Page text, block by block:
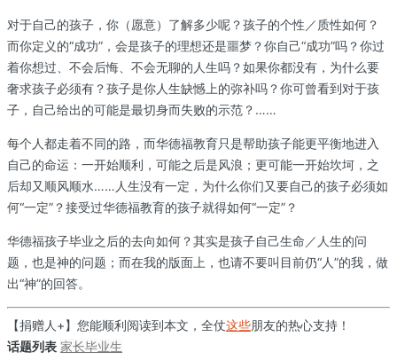
对于自己的孩子，你（愿意）了解多少呢？孩子的个性／质性如何？
而你定义的“成功”，会是孩子的理想还是噩梦？你自己“成功”吗？你过
着你想过、不会后悔、不会无聊的人生吗？如果你都没有，为什么要
奢求孩子必须有？孩子是你人生缺憾上的弥补吗？你可曾看到对于孩
子，自己给出的可能是最切身而失败的示范？……
每个人都走着不同的路，而华德福教育只是帮助孩子能更平衡地进入
自己的命运：一开始顺利，可能之后是风浪；更可能一开始坎坷，之
后却又顺风顺水……人生没有一定，为什么你们又要自己的孩子必须如
何“一定”？接受过华德福教育的孩子就得如何“一定”？
华德福孩子毕业之后的去向如何？其实是孩子自己生命／人生的问
题，也是神的问题；而在我的版面上，也请不要叫目前仍“人”的我，做
出“神”的回答。
【捐赠人+】您能顺利阅读到本文，全仗这些朋友的热心支持！
话题列表 家长毕业生